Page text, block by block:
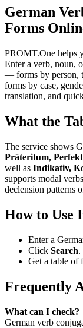
German
Forms
PROMT.One helps
Enter a verb, noun,
— forms by person,
forms by case,
translation, and
What the
The service shows
Präteritum,
well as Indikativ,
supports modal
declension patterns
How to Use
Enter a
Click Search.
Get a table of
Frequently
What can I check?
German verb